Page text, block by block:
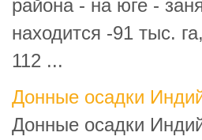
района - на юге -
находится -91 тыс.
112 ...
Донные осадки
Донные осадки